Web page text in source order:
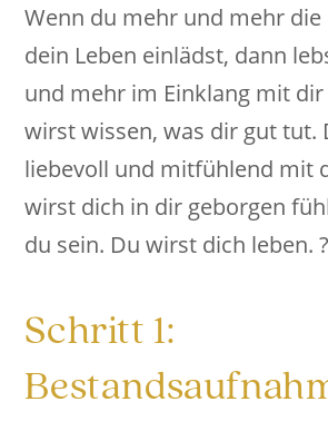
Wenn du mehr und mehr die
dein Leben einlädst, dann
und mehr im Einklang mit
wirst wissen, was dir gut tut.
liebevoll und mitfühlend mit
wirst dich in dir geborgen
du sein. Du wirst dich leben. ?
Schritt 1: